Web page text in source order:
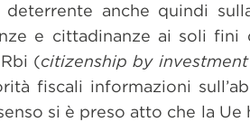
anche quindi
e cittadinanze ai soli
(citizenship by investment
fiscali informazioni
si è preso atto che la Ue